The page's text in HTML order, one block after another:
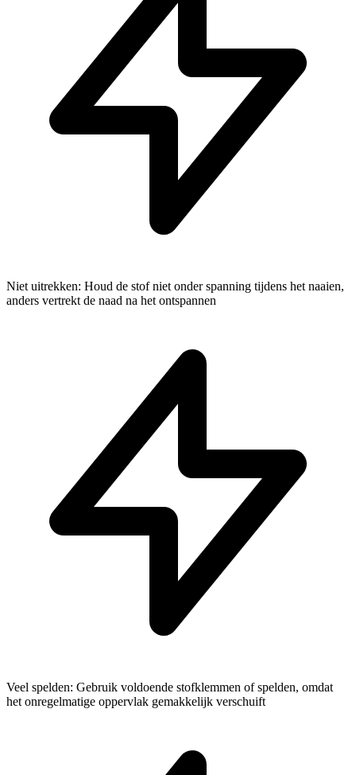
Niet uitrekken: Houd de stof niet onder spanning tijdens het naaien,
anders vertrekt de naad na het ontspannen
Veel spelden: Gebruik voldoende stofklemmen of spelden, omdat
het onregelmatige oppervlak gemakkelijk verschuift